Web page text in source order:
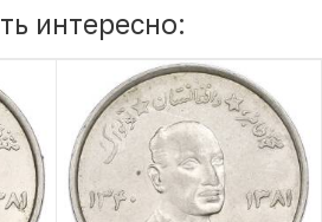
интересно: